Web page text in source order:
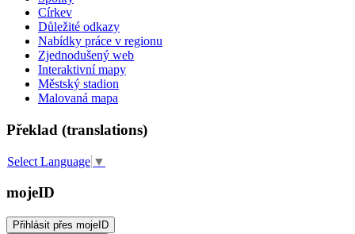
Církev
Důležité odkazy
Nabídky práce v regionu
Zjednodušený web
Interaktivní mapy
Městský stadion
Malovaná mapa
Překlad (translations)
Select Language ▼
mojeID